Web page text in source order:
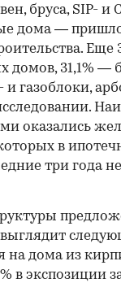
бруса, SIP- и
дома —
Еще
домов, 31,1% —
и газоблоки,
оказались
в
три года
выглядит
на дома из
в экспозиции